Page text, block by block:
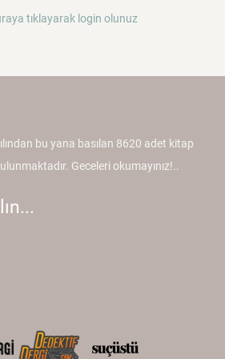
tıklayarak login olunuz
bu yana basılan 8620 adet kitap
Geceleri okumayınız!..